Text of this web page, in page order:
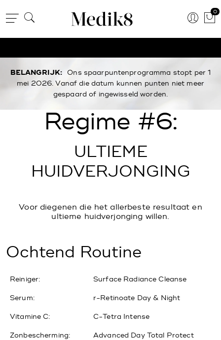
0
BELANGRIJK:
Ons spaarpuntenprogramma stopt per 1
mei 2026. Vanaf die datum kunnen punten niet meer
gespaard of ingewisseld worden.
Regime #6:
ULTIEME
HUIDVERJONGING
Voor diegenen die het allerbeste resultaat en
ultieme huidverjonging willen.
Ochtend Routine
Reiniger: Surface Radiance Cleanse
Serum: r-Retinoate Day & Night
Vitamine C: C-Tetra Intense
Zonbescherming: Advanced Day Total Protect